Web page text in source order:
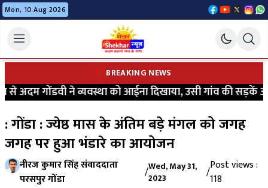
Mon, 10 Aug 2026
BREAKING NEWS
अदम गोंडवी ने व्यवस्था को आईना दिखाया, उसी गांव की सड़कें
: गोंडा : ज्येष्ठ मास के अंतिम बड़े मंगल को जगह
जगह पर हुआ भंडारे का आयोजन
नीरज कुमार सिंह संवाददाता
परसपुर गोंडा
/Wed, May 31,
2023
/Post views :
118